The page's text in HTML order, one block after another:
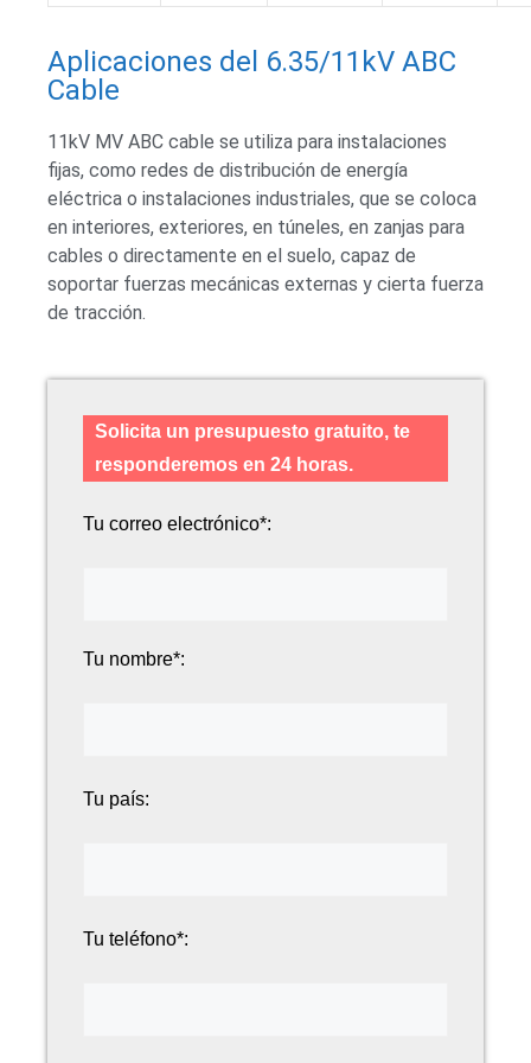
Aplicaciones del 6.35/11kV ABC
Cable
11kV MV ABC cable se utiliza para instalaciones
fijas, como redes de distribución de energía
eléctrica o instalaciones industriales, que se coloca
en interiores, exteriores, en túneles, en zanjas para
cables o directamente en el suelo, capaz de
soportar fuerzas mecánicas externas y cierta fuerza
de tracción.
Solicita un presupuesto gratuito, te
responderemos en 24 horas.
Tu correo electrónico*:
Tu nombre*:
Tu país:
Tu teléfono*: